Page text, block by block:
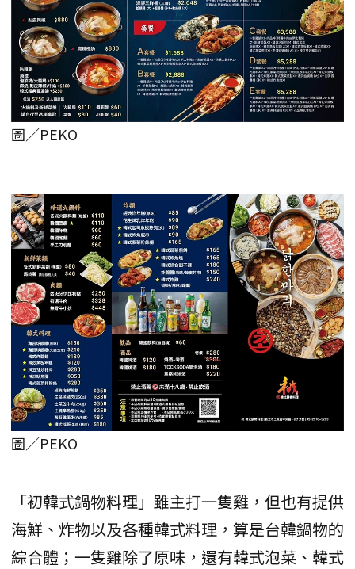
圖／PEKO
圖／PEKO
「初韓式鍋物料理」雖主打一隻雞，但也有提供
海鮮、炸物以及各種韓式料理，算是台韓鍋物的
綜合體；一隻雞除了原味，還有韓式泡菜、韓式